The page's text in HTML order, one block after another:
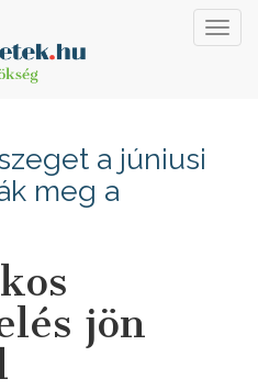
a júniusi
meg a
jön